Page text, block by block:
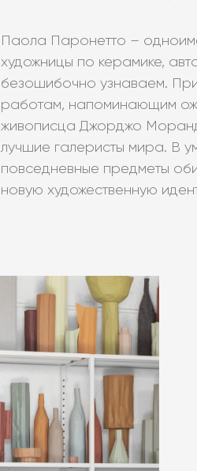
Паола Паронетто –
художницы по керамике,
безошибочно узнаваем.
работам, напоминающим
живописца Джорджо
лучшие галеристы мира. В
повседневные предметы
новую художественную